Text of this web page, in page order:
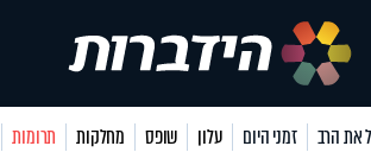
את הרב זמני היום עלון שופס מחלקות תרומות